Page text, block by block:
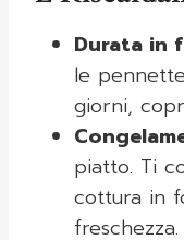
Durata in
le
giorni,
piatto. Ti
cottura in
freschezza.